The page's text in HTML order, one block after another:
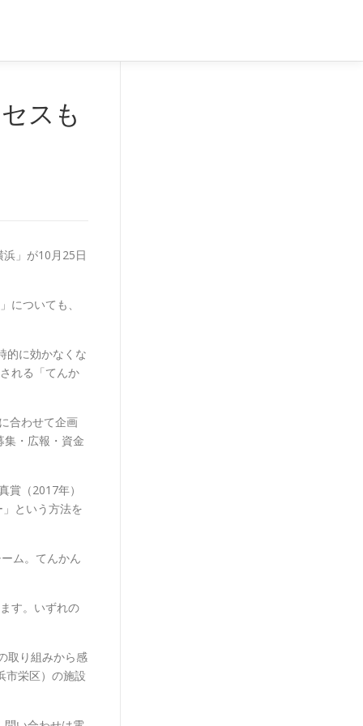
スも
」が10月25日
についても、
的に効かなくな
れる「てんか
合わせて企画
・広報・資金
（2017年）
という方法を
ム。てんかん
す。いずれの
取り組みから感
市栄区）の施設